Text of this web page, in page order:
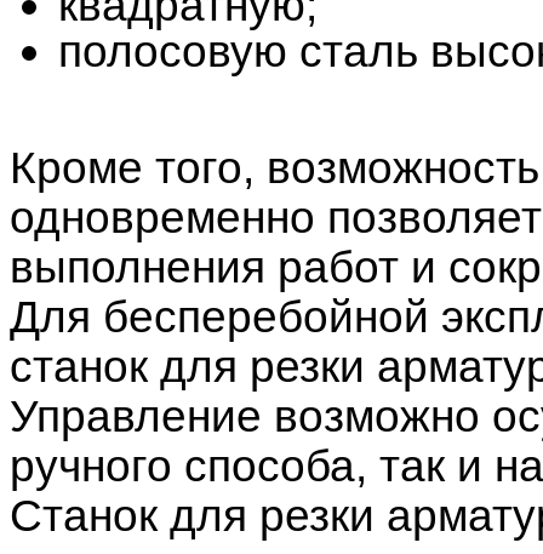
полосовую сталь
Кроме того,
одновременно
выполнения работ и
Для бесперебойной
станок для резки
Управление возможно
ручного способа, так и
Станок для резки